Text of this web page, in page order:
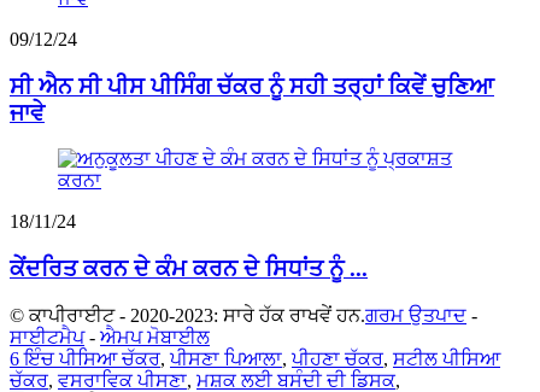
09/12/24
ਸੀ ਐਨ ਸੀ ਪੀਸ ਪੀਸਿੰਗ ਚੱਕਰ ਨੂੰ ਸਹੀ ਤਰ੍ਹਾਂ ਕਿਵੇਂ ਚੁਣਿਆ
ਜਾਵੇ
18/11/24
ਕੇਂਦਰਿਤ ਕਰਨ ਦੇ ਕੰਮ ਕਰਨ ਦੇ ਸਿਧਾਂਤ ਨੂੰ ...
© ਕਾਪੀਰਾਈਟ - 2020-2023: ਸਾਰੇ ਹੱਕ ਰਾਖਵੇਂ ਹਨ.ਗਰਮ ਉਤਪਾਦ -
ਸਾਈਟਮੈਪ- ਐਮਪ ਮੋਬਾਈਲ
6 ਇੰਚ ਪੀਸਿਆ ਚੱਕਰ,ਪੀਸਣਾ ਪਿਆਲਾ,ਪੀਹਣਾ ਚੱਕਰ, ਸਟੀਲ ਪੀਸਿਆ
ਚੱਕਰ, ਵਸਰਾਵਿਕ ਪੀਸਣਾ, ਮਸ਼ਕ ਲਈ ਬਸੰਦੀ ਦੀ ਡਿਸਕ,